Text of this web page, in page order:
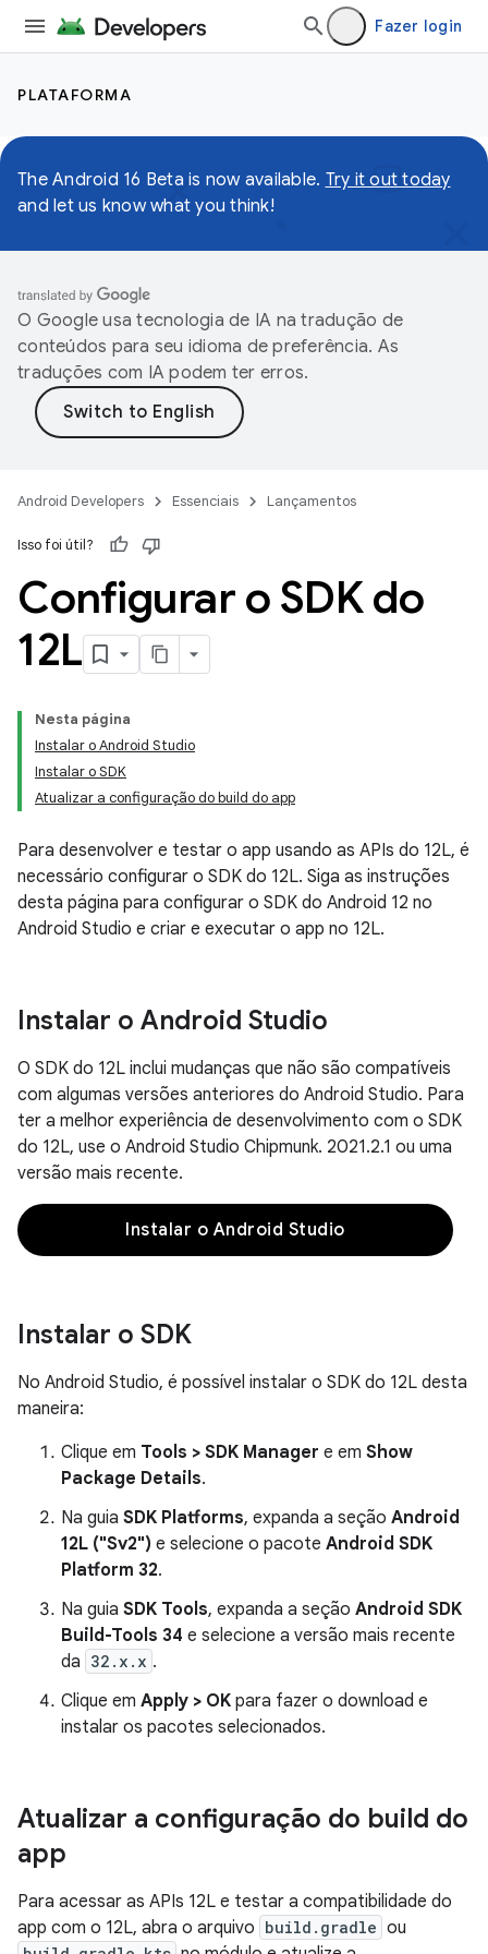
Fazer login
PLATAFORMA
The Android 16 Beta is now available. Try it out today
and let us know what you think!
O Google usa tecnologia de IA na tradução de
conteúdos para seu idioma de preferência. As
traduções com IA podem ter erros.
Android Developers Essenciais Lançamentos
Isso foi útil?
Configurar o SDK do
12L
Nesta página
Instalar o Android Studio
Instalar o SDK
Atualizar a configuração do build do app
Para desenvolver e testar o app usando as APIs do 12L, é
necessário configurar o SDK do 12L. Siga as instruções
desta página para configurar o SDK do Android 12 no
Android Studio e criar e executar o app no 12L.
Instalar o Android Studio
O SDK do 12L inclui mudanças que não são compatíveis
com algumas versões anteriores do Android Studio. Para
ter a melhor experiência de desenvolvimento com o SDK
do 12L, use o Android Studio Chipmunk. 2021.2.1 ou uma
versão mais recente.
Instalar o Android Studio
Instalar o SDK
No Android Studio, é possível instalar o SDK do 12L desta
maneira:
Clique em Tools > SDK Manager e em Show
Package Details.
Na guia SDK Platforms, expanda a seção Android
12L ("Sv2") e selecione o pacote Android SDK
Platform 32.
Na guia SDK Tools, expanda a seção Android SDK
Build-Tools 34 e selecione a versão mais recente
da 32.x.x .
Clique em Apply > OK para fazer o download e
instalar os pacotes selecionados.
Atualizar a configuração do build do
app
Para acessar as APIs 12L e testar a compatibilidade do
app com o 12L, abra o arquivo build.gradle ou